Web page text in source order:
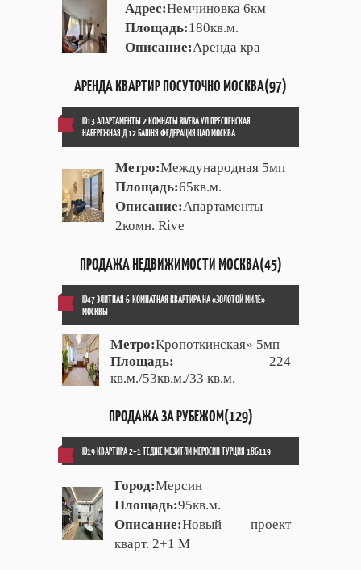
Адрес:Немчиновка 6км
Площадь:180кв.м.
Описание:Аренда кра
АРЕНДА КВАРТИР ПОСУТОЧНО МОСКВА(97)
ID13 АПАРТАМЕНТЫ 2 КОМНАТЫ RIVERA УЛ.ПРЕСНЕНСКАЯ
НАБЕРЕЖНАЯ Д.12 БАШНЯ ФЕДЕРАЦИЯ ЦАО МОСКВА
Метро:Международная 5мп
Площадь:65кв.м.
Описание:Апартаменты
2комн. Rive
ПРОДАЖА НЕДВИЖИМОСТИ МОСКВА(45)
ID47 ЭЛИТНАЯ 6-КОМНАТНАЯ КВАРТИРА НА «ЗОЛОТОЙ МИЛЕ»
МОСКВЫ
Метро:Кропоткинская» 5мп
Площадь:
224
кв.м./53кв.м./33 кв.м.
ПРОДАЖА ЗА РУБЕЖОМ(129)
ID19 КВАРТИРА 2+1 ТЕДЖЕ МЕЗИТЛИ МЕРОСИН ТУРЦИЯ 186119
Город:Мерсин
Площадь:95кв.м.
Описание:Новый проект
кварт. 2+1 М